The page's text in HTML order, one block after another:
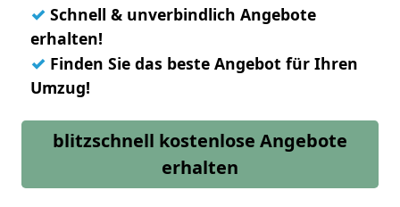
✓ Schnell & unverbindlich Angebote
erhalten!
✓ Finden Sie das beste Angebot für Ihren
Umzug!
blitzschnell kostenlose Angebote
erhalten